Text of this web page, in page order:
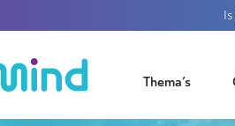
Thema’s